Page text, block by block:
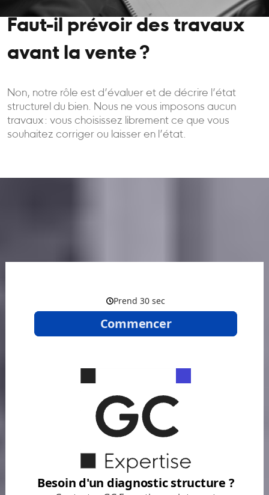
Faut-il prévoir des travaux
avant la vente ?
Non, notre rôle est d’évaluer et de décrire l’état
structurel du bien. Nous ne vous imposons aucun
travaux : vous choisissez librement ce que vous
souhaitez corriger ou laisser en l’état.